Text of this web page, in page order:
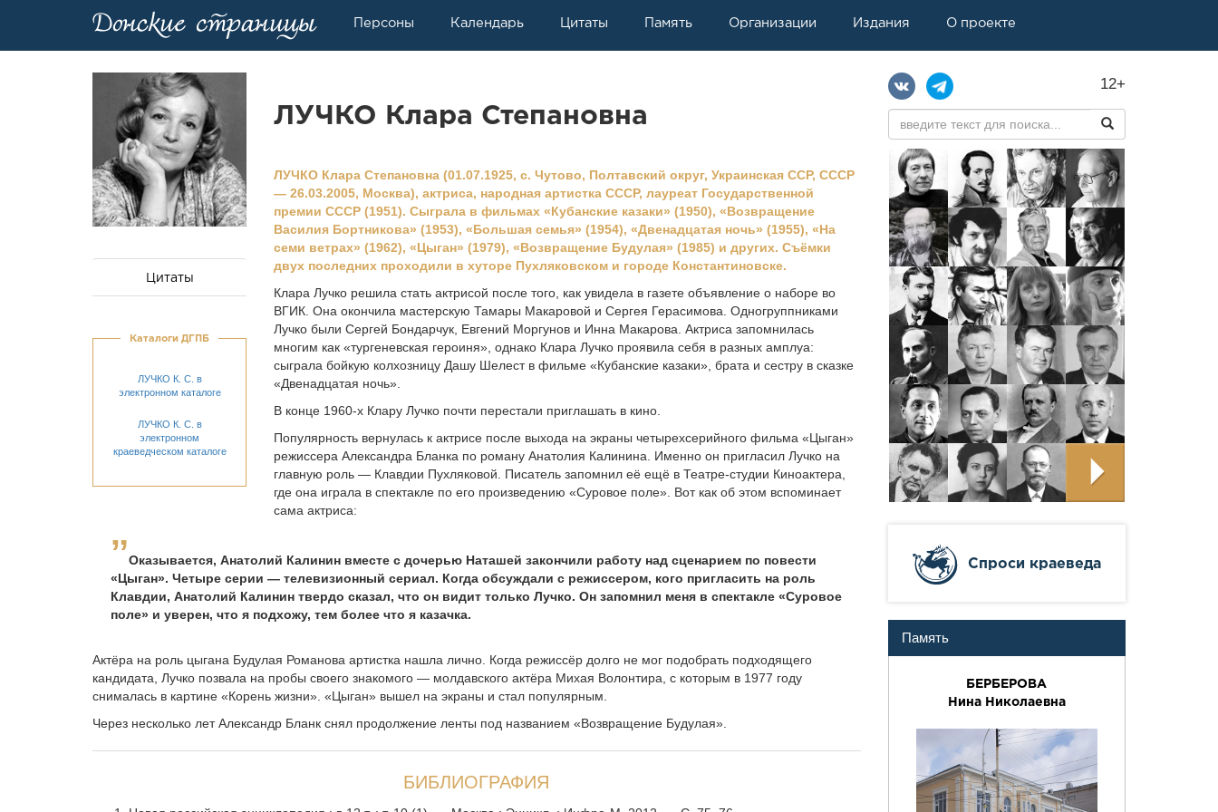
Персоны Календарь Цитаты Память Организации Издания О проекте
Цитаты
Каталоги ДГПБ
ЛУЧКО К. С. в
электронном каталоге
ЛУЧКО К. С. в
электронном
краеведческом каталоге
ЛУЧКО Клара Степановна
ЛУЧКО Клара Степановна (01.07.1925, с. Чутово, Полтавский округ, Украинская ССР, СССР
— 26.03.2005, Москва), актриса, народная артистка СССР, лауреат Государственной
премии СССР (1951). Сыграла в фильмах «Кубанские казаки» (1950), «Возвращение
Василия Бортникова» (1953), «Большая семья» (1954), «Двенадцатая ночь» (1955), «На
семи ветрах» (1962), «Цыган» (1979), «Возвращение Будулая» (1985) и других. Съёмки
двух последних проходили в хуторе Пухляковском и городе Константиновске.
Клара Лучко решила стать актрисой после того, как увидела в газете объявление о наборе во
ВГИК. Она окончила мастерскую Тамары Макаровой и Сергея Герасимова. Одногруппниками
Лучко были Сергей Бондарчук, Евгений Моргунов и Инна Макарова. Актриса запомнилась
многим как «тургеневская героиня», однако Клара Лучко проявила себя в разных амплуа:
сыграла бойкую колхозницу Дашу Шелест в фильме «Кубанские казаки», брата и сестру в сказке
«Двенадцатая ночь».
В конце 1960-х Клару Лучко почти перестали приглашать в кино.
Популярность вернулась к актрисе после выхода на экраны четырехсерийного фильма «Цыган»
режиссера Александра Бланка по роману Анатолия Калинина. Именно он пригласил Лучко на
главную роль — Клавдии Пухляковой. Писатель запомнил её ещё в Театре-студии Киноактера,
где она играла в спектакле по его произведению «Суровое поле». Вот как об этом вспоминает
сама актриса:
Оказывается, Анатолий Калинин вместе с дочерью Наташей закончили работу над сценарием по повести
«Цыган». Четыре серии — телевизионный сериал. Когда обсуждали с режиссером, кого пригла­сить на роль
Клавдии, Анатолий Калинин твердо ска­зал, что он видит только Лучко. Он запомнил меня в спектакле «Суровое
поле» и уверен, что я подхожу, тем более что я казачка.
Актёра на роль цыгана Будулая Романова артистка нашла лично. Когда режиссёр долго не мог подобрать подходящего
кандидата, Лучко позвала на пробы своего знакомого — молдавского актёра Михая Волонтира, с которым в 1977 году
снималась в картине «Корень жизни». «Цыган» вышел на экраны и стал популярным.
Через несколько лет Александр Бланк снял продолжение ленты под названием «Возвращение Будулая».
БИБЛИОГРАФИЯ
12+
Cпроси краеведа
Память
БЕРБЕРОВА
Нина Николаевна